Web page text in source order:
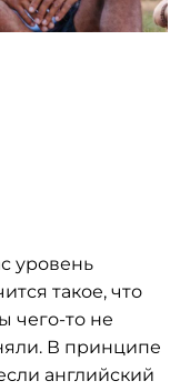
уровень
такое, что
чего-то не
В принципе
английский